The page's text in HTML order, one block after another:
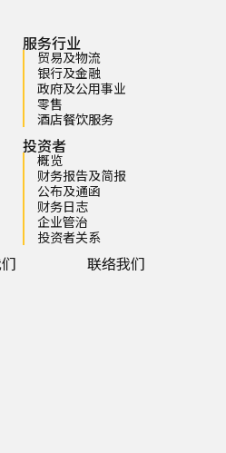
服务行业
贸易及物流
银行及金融
政府及公用事业
零售
酒店餐饮服务
投资者
概览
财务报告及简报
公布及通函
财务日志
企业管治
投资者关系
联络我们